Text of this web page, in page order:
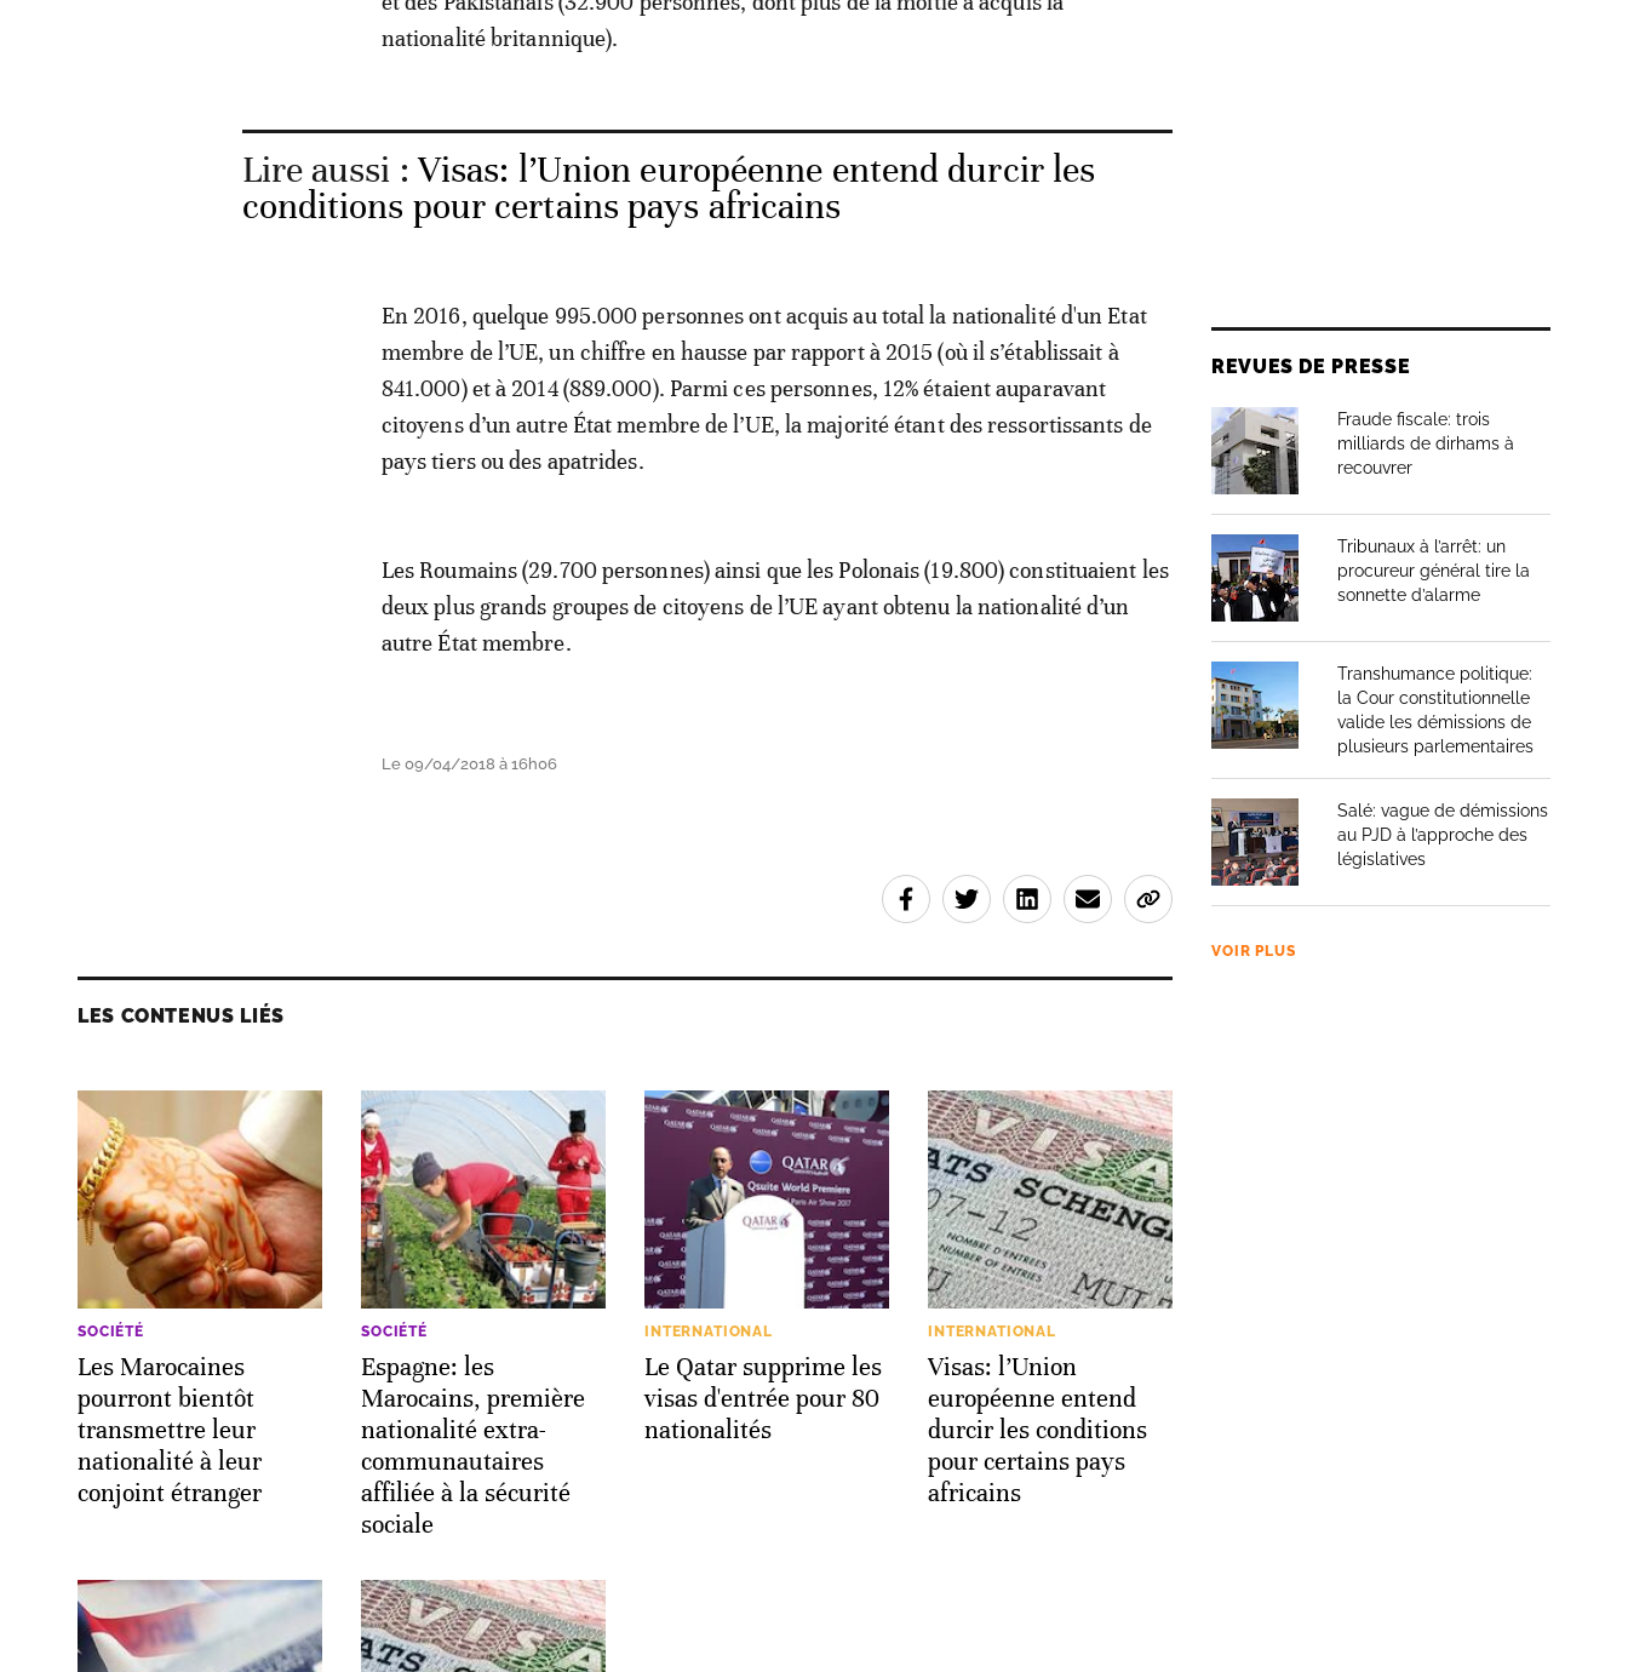
nationalité britannique).
Lire aussi :Visas: l’Union européenne entend durcir les
conditions pour certains pays africains
En 2016, quelque 995.000 personnes ont acquis au total la nationalité d'un Etat
membre de l’UE, un chiffre en hausse par rapport à 2015 (où il s’établissait à
841.000) et à 2014 (889.000). Parmi ces personnes, 12% étaient auparavant
citoyens d’un autre État membre de l’UE, la majorité étant des ressortissants de
pays tiers ou des apatrides.
Les Roumains (29.700 personnes) ainsi que les Polonais (19.800) constituaient les
deux plus grands groupes de citoyens de l’UE ayant obtenu la nationalité d’un
autre État membre.
Le 09/04/2018 à 16h06
LES CONTENUS LIÉS
SOCIÉTÉ
Les Marocaines
pourront bientôt
transmettre leur
nationalité à leur
conjoint étranger
SOCIÉTÉ
Espagne: les
Marocains, première
nationalité extra-
communautaires
affiliée à la sécurité
sociale
INTERNATIONAL
Le Qatar supprime les
visas d'entrée pour 80
nationalités
INTERNATIONAL
Visas: l’Union
européenne entend
durcir les conditions
pour certains pays
africains
REVUES DE PRESSE
Fraude fiscale: trois
milliards de dirhams à
recouvrer
Tribunaux à l’arrêt: un
procureur général tire la
sonnette d’alarme
Transhumance politique:
la Cour constitutionnelle
valide les démissions de
plusieurs parlementaires
Salé: vague de démissions
au PJD à l’approche des
législatives
VOIR PLUS